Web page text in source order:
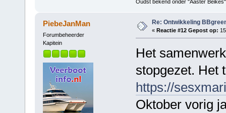
Oudst bekend onder "Aaster
PiebeJanMan
Forumbeheerder
Kapitein
Re: Ontwikkeling
« Reactie #12 Gepost op:
Het
stopgezet. Het
https://
Oktober vorig